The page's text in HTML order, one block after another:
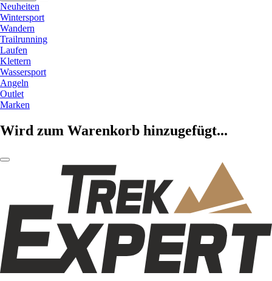
Neuheiten
Wintersport
Wandern
Trailrunning
Laufen
Klettern
Wassersport
Angeln
Outlet
Marken
Wird zum Warenkorb hinzugefügt...